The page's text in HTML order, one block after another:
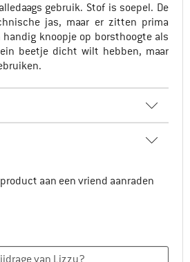
gebruik. Stof is soepel. De
jas, maar er zitten prima
knoopje op borsthoogte als
beetje dicht wilt hebben, maar
aan een vriend aanraden